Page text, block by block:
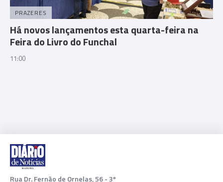
PRAZERES
Há novos lançamentos esta quarta-feira na
Feira do Livro do Funchal
11:00
Rua Dr. Fernão de Ornelas, 56 - 3º